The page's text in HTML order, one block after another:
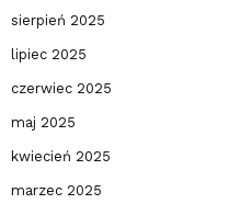
sierpień 2025
lipiec 2025
czerwiec 2025
maj 2025
kwiecień 2025
marzec 2025